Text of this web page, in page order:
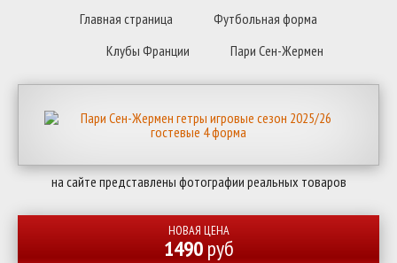
Главная страница
Футбольная форма
Клубы Франции
Пари Сен-Жермен
на сайте представлены фотографии реальных товаров
НОВАЯ ЦЕНА
1490руб